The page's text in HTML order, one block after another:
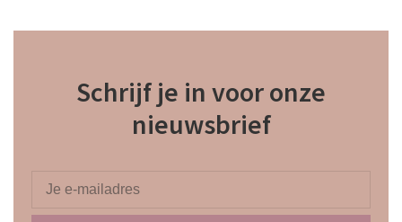
Schrijf je in voor onze
nieuwsbrief